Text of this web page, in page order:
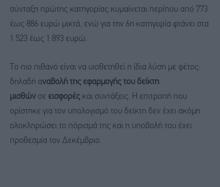
σύνταξη πρώτης κατηγορίας κυμαίνεται περίπου από 773
έως 886 ευρώ μικτά, ενώ για την 6η κατηγορία φτάνει στα
1.523 έως 1.893 ευρώ.
Το πιο πιθανό είναι να υιοθετηθεί η ίδια λύση με φέτος:
δηλαδή αναβολή της εφαρμογής του δείκτη
μισθών σε εισφορές και συντάξεις. Η επιτροπή που
ορίστηκε για τον υπολογισμό του δείκτη δεν έχει ακόμη
ολοκληρώσει το πόρισμά της και η υποβολή του έχει
προθεσμία τον Δεκέμβριο.